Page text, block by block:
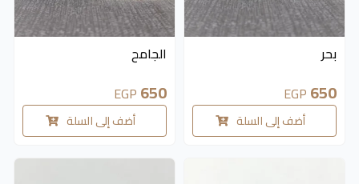
بحر
650
EGP
أضف إلى السلة
الجامح
650
EGP
أضف إلى السلة